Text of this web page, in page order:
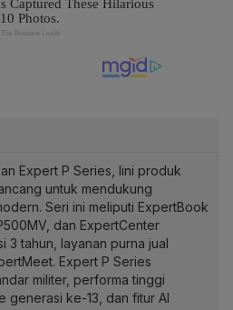
Expert P Series, lini produk
untuk mendukung
Seri ini meliputi ExpertBook
dan ExpertCenter
3 tahun, layanan purna jual
Expert P Series
militer, performa tinggi
generasi ke-13, dan fitur AI